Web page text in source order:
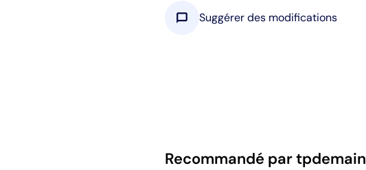
chat_bubble Suggérer des modifications
Recommandé par tpdemain